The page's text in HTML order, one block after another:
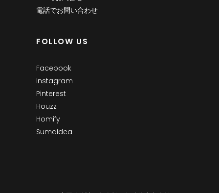
電話でお問い合わせ
FOLLOW US
Facebook
Instagram
Pinterest
Houzz
Homify
SumaIdea